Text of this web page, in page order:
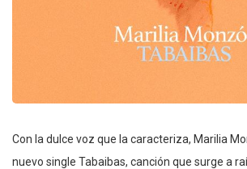
Con la dulce voz que la caracteriza, Marilia
nuevo single Tabaibas, canción que surge a